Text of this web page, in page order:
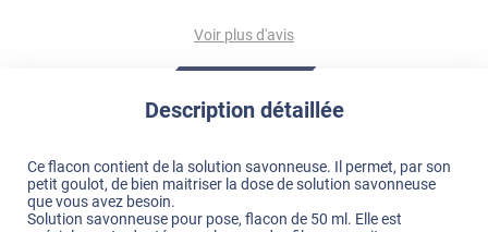
vous. 😊 Bonne journée, L'équipe Luminis Films
Très utile pour la mise en œuvre.
Commentaire Luminis Films
03/07/2026
Bonjour, merci pour avoir pris le temps de partager
votre avis en ligne. Nous sommes ravis de vous savoir
Voir plus d'avis
Description détaillée
Ce flacon contient de la solution savonneuse. Il permet, par son
petit goulot, de bien maitriser la dose de solution savonneuse
que vous avez besoin.
Solution savonneuse pour pose, flacon de 50 ml. Elle est